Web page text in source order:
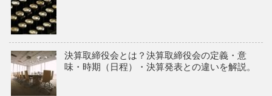
決算取締役会とは？決算取締役会の定義・意
味・時期（日程）・決算発表との違いを解説。